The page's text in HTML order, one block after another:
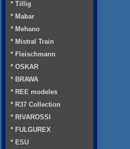
* Tillig
* Mabar
* Mehano
* Mistral Train
* Fleischmann
* OSKAR
* BRAWA
* REE modeles
* R37 Collection
* RIVAROSSI
* FULGUREX
* ESU